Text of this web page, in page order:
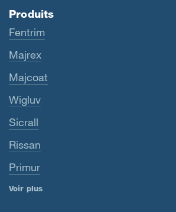
Produits
Fentrim
Majrex
Majcoat
Wigluv
Sicrall
Rissan
Primur
Voir plus